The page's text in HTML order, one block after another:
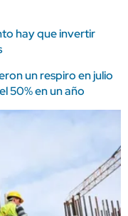
hay que invertir
un respiro en julio
50% en un año